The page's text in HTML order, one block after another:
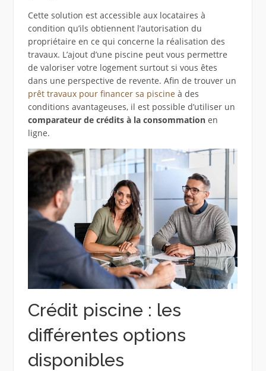
Cette solution est accessible aux locataires à
condition qu’ils obtiennent l’autorisation du
propriétaire en ce qui concerne la réalisation des
travaux. L’ajout d’une piscine peut vous permettre
de valoriser votre logement surtout si vous êtes
dans une perspective de revente. Afin de trouver un
prêt travaux pour financer sa piscineà des
conditions avantageuses, il est possible d’utiliser un
comparateur de crédits à la consommationen
ligne.
Crédit piscine : les
différentes options
disponibles